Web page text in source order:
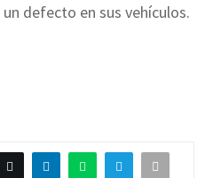
defecto en sus vehículos.